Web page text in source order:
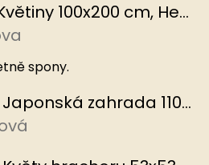
Kašmírový pléd Květiny 100x200 cm, Hedvábný svět
5 z 5 hvězdiček.
spony.
Hedvábný šátek Japonská zahrada 110x110 cm v dárkovém balení, HEDVÁBNÝ SVĚT
5 z 5 hvězdiček.